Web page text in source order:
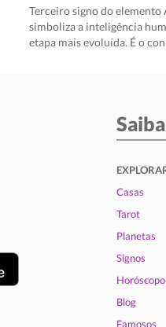
Terceiro signo do elemento
simboliza a inteligência
etapa mais evoluída. É o
Casas
Tarot
Planetas
Signos
Horóscopo
Blog
Famosos